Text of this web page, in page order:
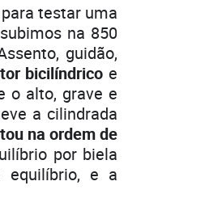
testar uma
na 850
guidão,
bicilíndrico e
o alto, grave e
a cilindrada
na ordem de
por biela
equilíbrio, e a